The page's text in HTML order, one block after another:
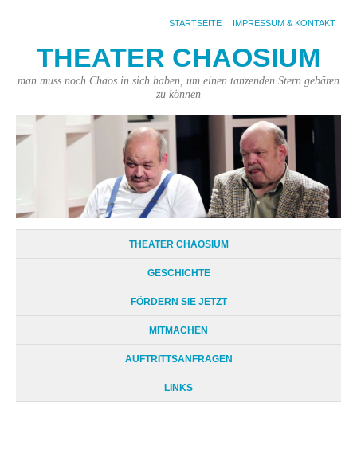
STARTSEITE IMPRESSUM & KONTAKT
THEATER CHAOSIUM
man muss noch Chaos in sich haben, um einen tanzenden Stern gebären
zu können
THEATER CHAOSIUM
GESCHICHTE
FÖRDERN SIE JETZT
MITMACHEN
AUFTRITTSANFRAGEN
LINKS